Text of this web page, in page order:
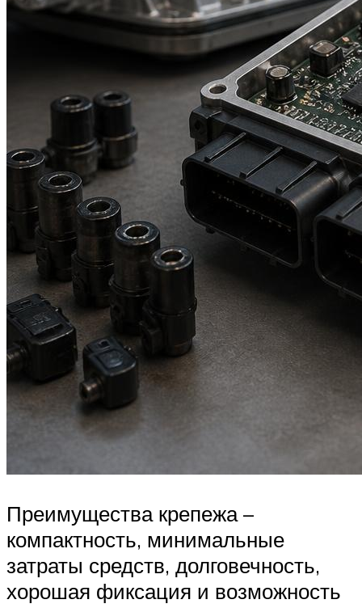
Преимущества крепежа –
компактность, минимальные
затраты средств, долговечность,
хорошая фиксация и возможность